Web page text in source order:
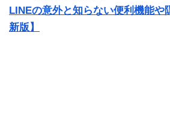
LINEの意外と知らない便利機能や
新版】